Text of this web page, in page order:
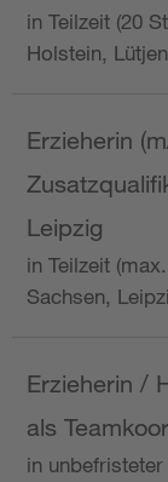
in Teilzeit (20
Holstein,
Erzieherin
Leipzig
in Teilzeit
Sachsen,
Erzieherin /
als
in